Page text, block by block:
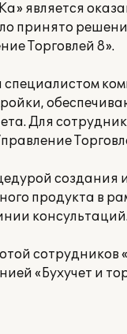
является
принято
Торговлей 8».
Для
продукта в
сотрудников
«Бухучет и